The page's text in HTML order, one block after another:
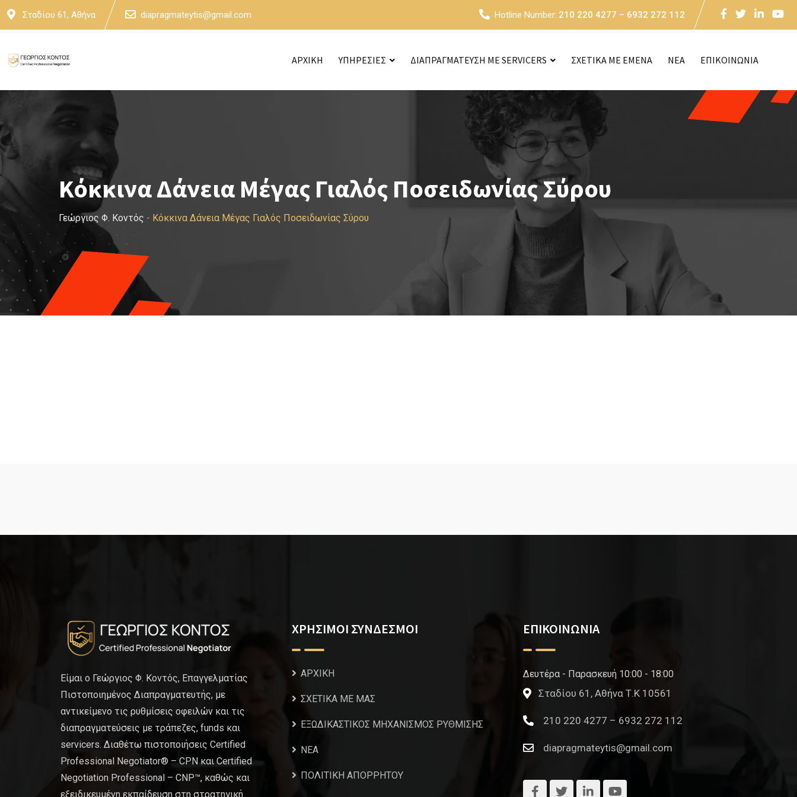
Skip
Σταδίου 61, Αθήνα diapragmateytis@gmail.com Hotline Number: 210 220 4277 – 6932 272 112
ΑΡΧΙΚΗ ΥΠΗΡΕΣΙΕΣ ΔΙΑΠΡΑΓΜΑΤΕΥΣΗ ΜΕ SERVICERS ΣΧΕΤΙΚΑ ΜΕ ΕΜΕΝΑ NEA ΕΠΙΚΟΙΝΩΝΙΑ
Κόκκινα Δάνεια Μέγας Γιαλός Ποσειδωνίας Σύρου
Γεώργιος Φ. Κοντός - Κόκκινα Δάνεια Μέγας Γιαλός Ποσειδωνίας Σύρου
Είμαι ο Γεώργιος Φ. Κοντός, Επαγγελματίας
Πιστοποιημένος Διαπραγματευτής, με
αντικείμενο τις ρυθμίσεις οφειλών και τις
διαπραγματεύσεις με τράπεζες, funds και
servicers. Διαθέτω πιστοποιήσεις Certified
Professional Negotiator® – CPN και Certified
Negotiation Professional – CNP™, καθώς και
εξειδικευμένη εκπαίδευση στη στρατηγική
ΧΡΗΣΙΜΟΙ ΣΥΝΔΕΣΜΟΙ
ΑΡΧΙΚΗ
ΣΧΕΤΙΚΑ ΜΕ ΜΑΣ
ΕΞΩΔΙΚΑΣΤΙΚΟΣ ΜΗΧΑΝΙΣΜΟΣ ΡΥΘΜΙΣΗΣ
NEA
ΠΟΛΙΤΙΚΗ ΑΠΟΡΡΗΤΟΥ
ΕΠΙΚΟΙΝΩΝΙΑ
Δευτέρα - Παρασκευή 10:00 - 18:00
Σταδίου 61, Αθήνα Τ.Κ 10561
210 220 4277 – 6932 272 112
diapragmateytis@gmail.com